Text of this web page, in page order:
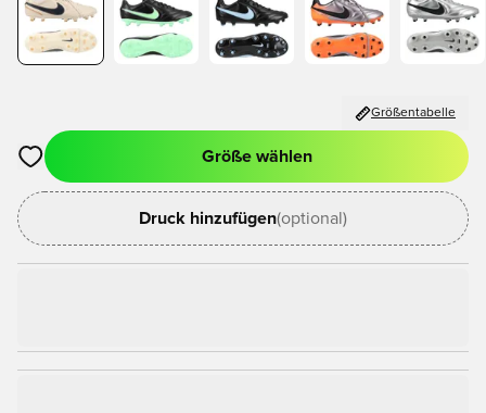
Größentabelle
Öffnet ein Fenster zum Anmelden oder Registrieren als
Größe wählen
Druck hinzufügen(optional)